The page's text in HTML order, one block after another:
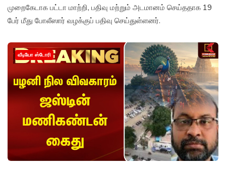
முறைகேடாக பட்டா மாற்றி, பதிவு மற்றும் அடமானம் செய்ததாக 19
பேர் மீது போலீஸார் வழக்குப் பதிவு செய்துள்ளனர்.
வீடியோ ஸ்டோரி